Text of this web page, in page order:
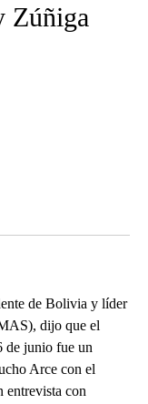
Zúñiga
de Bolivia y líder
dijo que el
de junio fue un
Arce con el
entrevista con